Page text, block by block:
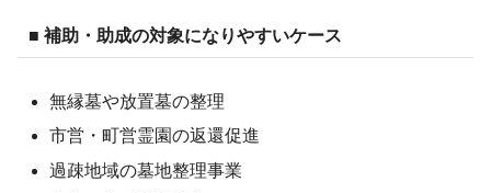
■ 補助・助成の対象になりやすいケース
無縁墓や放置墓の整理
市営・町営霊園の返還促進
過疎地域の墓地整理事業